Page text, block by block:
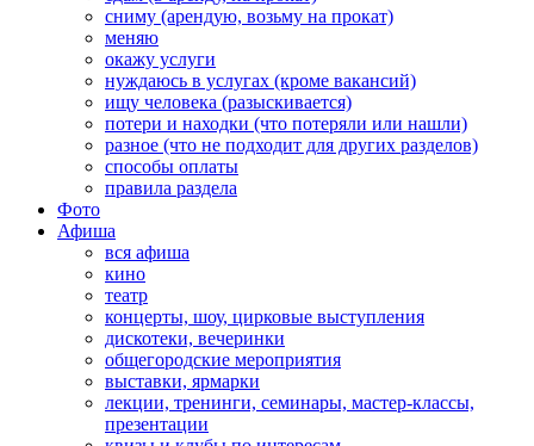
сниму (арендую, возьму на прокат)
меняю
окажу услуги
нуждаюсь в услугах (кроме вакансий)
ищу человека (разыскивается)
потери и находки (что потеряли или нашли)
разное (что не подходит для других разделов)
способы оплаты
правила раздела
Фото
Афиша
вся афиша
кино
театр
концерты, шоу, цирковые выступления
дискотеки, вечеринки
общегородские мероприятия
выставки, ярмарки
лекции, тренинги, семинары, мастер-классы,
презентации